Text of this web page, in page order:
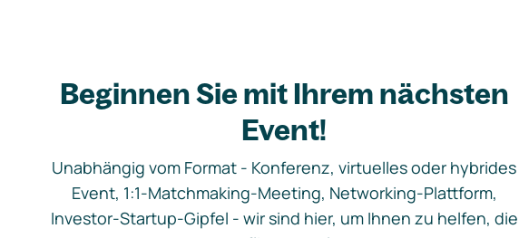
Beginnen Sie mit Ihrem nächsten
Event!
Unabhängig vom Format - Konferenz, virtuelles oder hybrides
Event, 1:1-Matchmaking-Meeting, Networking-Plattform,
Investor-Startup-Gipfel - wir sind hier, um Ihnen zu helfen, die